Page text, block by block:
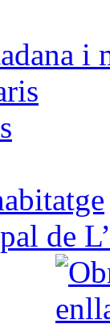
i
de